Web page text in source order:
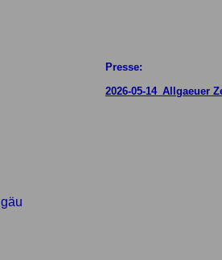
Presse:
2026-05-14_Allgaeuer